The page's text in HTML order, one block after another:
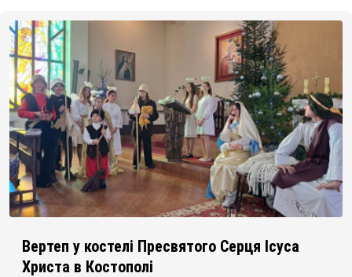
Вертеп у костелі Пресвятого Серця Ісуса
Христа в Костополі